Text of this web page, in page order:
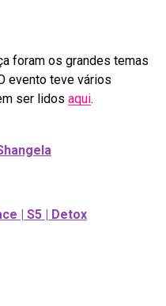
foram os grandes temas
evento teve vários
ser lidos aqui.
| S5 | Detox